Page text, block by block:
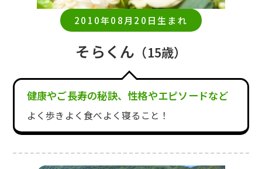
2010年08月20日生まれ
そらくん （15歳）
健康やご長寿の秘訣、性格やエピソードなど
よく歩きよく食べよく寝ること！